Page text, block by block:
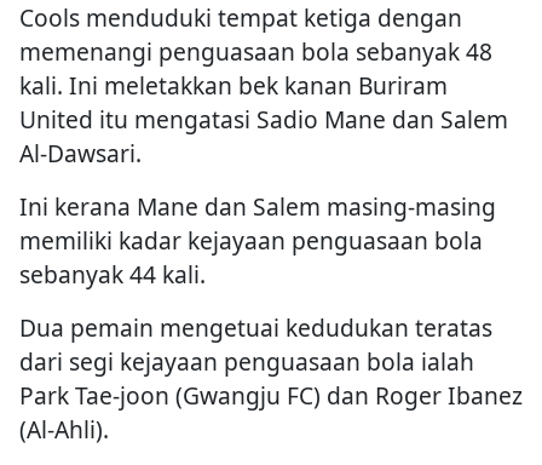
Cools menduduki tempat ketiga dengan
memenangi penguasaan bola sebanyak 48
kali. Ini meletakkan bek kanan Buriram
United itu mengatasi Sadio Mane dan Salem
Al-Dawsari.
Ini kerana Mane dan Salem masing-masing
memiliki kadar kejayaan penguasaan bola
sebanyak 44 kali.
Dua pemain mengetuai kedudukan teratas
dari segi kejayaan penguasaan bola ialah
Park Tae-joon (Gwangju FC) dan Roger Ibanez
(Al-Ahli).